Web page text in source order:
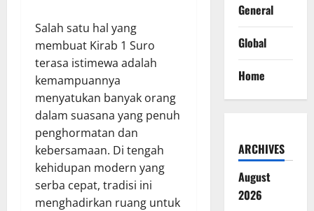
Salah satu hal yang
membuat Kirab 1 Suro
terasa istimewa adalah
kemampuannya
menyatukan banyak orang
dalam suasana yang penuh
penghormatan dan
kebersamaan. Di tengah
kehidupan modern yang
serba cepat, tradisi ini
menghadirkan ruang untuk
General
Global
Home
ARCHIVES
August
2026